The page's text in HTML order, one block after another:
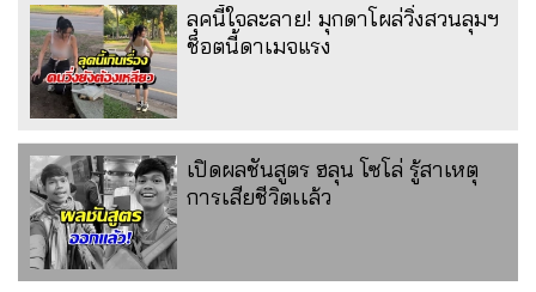
ลุคนี้ใจละลาย! มุกดาโผล่วิ่งสวนลุมฯ
ช็อตนี้ดาเมจแรง
เปิดผลชันสูตร ฮลุน โซโล่ รู้สาเหตุ
การเสียชีวิตเเล้ว